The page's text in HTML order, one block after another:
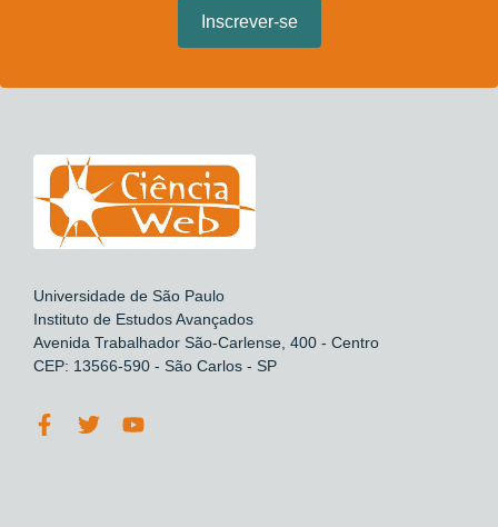
Universidade de São Paulo
Instituto de Estudos Avançados
Avenida Trabalhador São-Carlense, 400 - Centro
CEP: 13566-590 - São Carlos - SP